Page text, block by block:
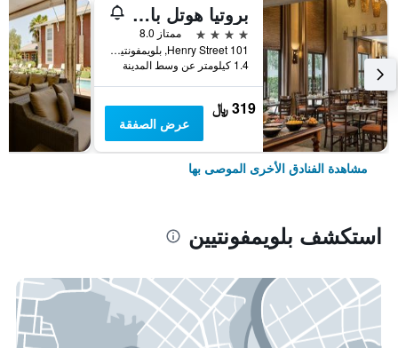
بروتيا هوتل باي ماريوت بلومفونتين ويلو ليك
4 نجوم
ممتاز 8.0
101 Henry Street, بلويمفونتيين, محافظة فري ستايت, جنوب أفريقيا
1.4 كيلومتر عن وسط المدينة
319 ﷼
عرض الصفقة
مشاهدة الفنادق الأخرى الموصى بها
استكشف بلويمفونتيين